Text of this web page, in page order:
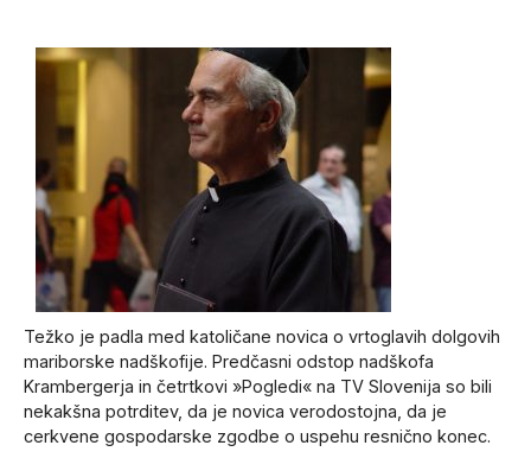
Težko je padla med katoličane novica o vrtoglavih dolgovih
mariborske nadškofije. Predčasni odstop nadškofa
Krambergerja in četrtkovi »Pogledi« na TV Slovenija so bili
nekakšna potrditev, da je novica verodostojna, da je
cerkvene gospodarske zgodbe o uspehu resnično konec.